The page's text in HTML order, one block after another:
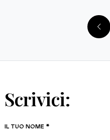
Scrivici:
IL TUO NOME *